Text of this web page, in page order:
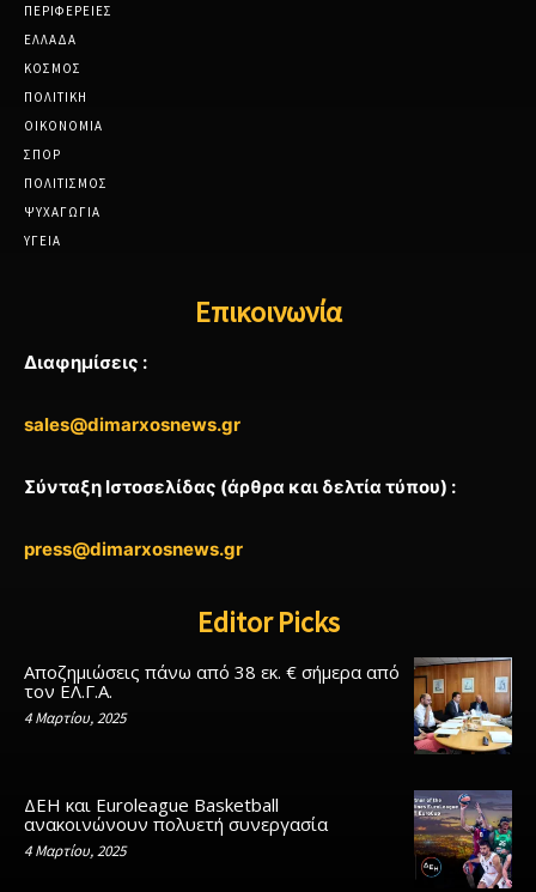
ΠΕΡΙΦΕΡΕΙΕΣ
ΕΛΛΑΔΑ
ΚΟΣΜΟΣ
ΠΟΛΙΤΙΚΗ
ΟΙΚΟΝΟΜΙΑ
ΣΠΟΡ
ΠΟΛΙΤΙΣΜΟΣ
ΨΥΧΑΓΩΓΙΑ
ΥΓΕΙΑ
Επικοινωνία
Διαφημίσεις :
sales@dimarxosnews.gr
Σύνταξη Ιστοσελίδας (άρθρα και δελτία τύπου) :
press@dimarxosnews.gr
Editor Picks
Αποζημιώσεις πάνω από 38 εκ. € σήμερα από
τον ΕΛ.Γ.Α.
4 Μαρτίου, 2025
ΔΕΗ και Euroleague Basketball
ανακοινώνουν πολυετή συνεργασία
4 Μαρτίου, 2025